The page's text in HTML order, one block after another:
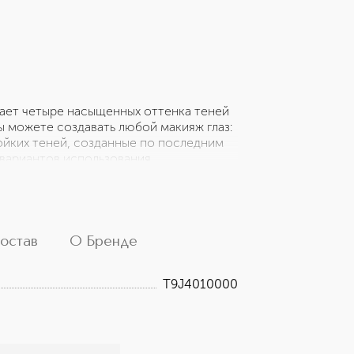
четыре насыщенных оттенка теней
можете создавать любой макияж глаз:
теней, созданные по последним
использования,
финишами: сатиновым, матовым,
О Бренде
T9J4010000